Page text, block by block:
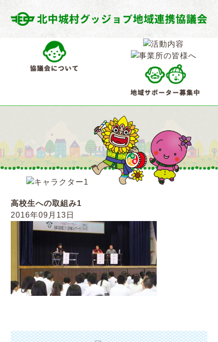
高校生への取組み1
2016年09月13日